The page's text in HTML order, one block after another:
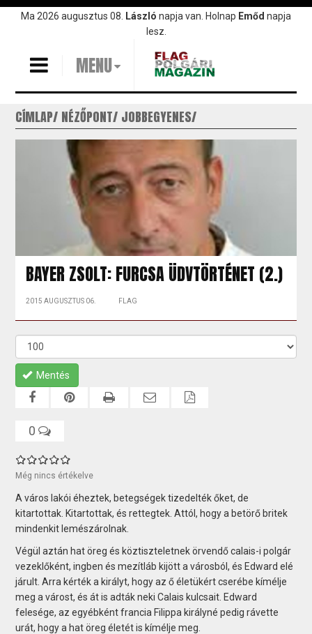
UgrásMa 2026 augusztus 08. László napja van. Holnap Emőd napja
lesz.
MENU
CÍMLAP NÉZŐPONT JOBBEGYENES
BAYER ZSOLT: FURCSA ÜDVTÖRTÉNET (2.)
2015 AUGUSZTUS 06. FLAG
Mentés
0
Még nincs értékelve
A város lakói éheztek, betegségek tizedelték őket, de
kitartottak. Kitartottak, és rettegtek. Attól, hogy a betörő britek
mindenkit lemészárolnak.
Végül aztán hat öreg és köztiszteletnek örvendő calais-i polgár
vezeklőként, ingben és mezítláb kijött a városból, és Edward elé
járult. Arra kérték a királyt, hogy az ő életükért cserébe kímélje
meg a várost, és át is adták neki Calais kulcsait. Edward
felesége, az egyébként francia Filippa királyné pedig rávette
urát, hogy a hat öreg életét is kímélje meg.